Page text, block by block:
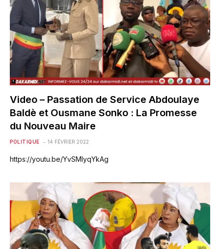
Video – Passation de Service Abdoulaye
Baldè et Ousmane Sonko : La Promesse
du Nouveau Maire
POLITIQUE 14 FÉVRIER 2022
https://youtu.be/YvSMIyqYkAg